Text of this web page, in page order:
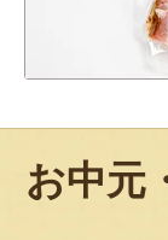
お中元